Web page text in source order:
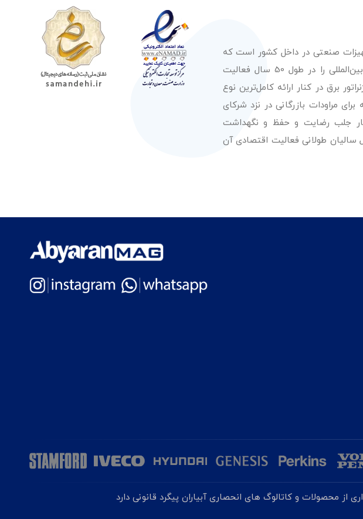
صنعتی در داخل کشور است که
عرضه با کیفیت‌ترین محصولات از معتبرترین برندهای شناخته شده بین‌المللی را در طول 50 سال فعالیت
برق در کنار ارائه کامل‌ترین نوع
مراودات بازرگانی در نزد شرکای
کنار جلب رضایت و حفظ و نگهداشت
سالیان طولانی فعالیت اقتصادی آن
از محصولات و کاتالوگ های انحصاری آبیاران پیگرد قانونی دارد